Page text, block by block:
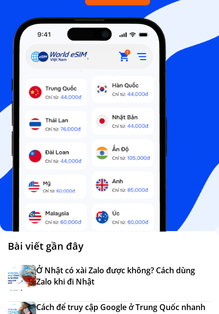
Bài viết gần đây
Ở Nhật có xài Zalo được không? Cách dùng
Zalo khi đi Nhật
Cách để truy cập Google ở Trung Quốc nhanh